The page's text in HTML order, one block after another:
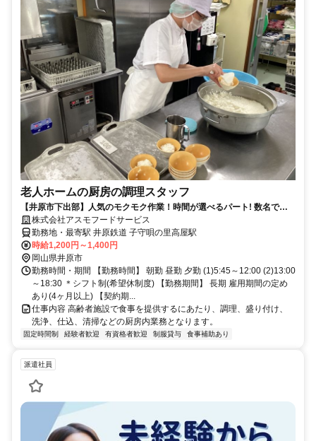
老人ホームの厨房の調理スタッフ
【井原市下出部】人気のモクモク作業！時間が選べるパート! 数名で毎
日おいしい食事を提供しています
株式会社アスモフードサービス
勤務地・最寄駅 井原鉄道 子守唄の里高屋駅
時給1,200円～1,400円
岡山県井原市
勤務時間・期間 【勤務時間】 朝勤 昼勤 夕勤 (1)5:45～12:00 (2)13:00
～18:30 ＊シフト制(希望休制度) 【勤務期間】 長期 雇用期間の定め
あり(4ヶ月以上) 【契約期...
仕事内容 高齢者施設で食事を提供するにあたり、調理、盛り付け、
洗浄、仕込、清掃などの厨房内業務となります。
固定時間制 経験者歓迎 有資格者歓迎 制服貸与 食事補助あり
派遣社員